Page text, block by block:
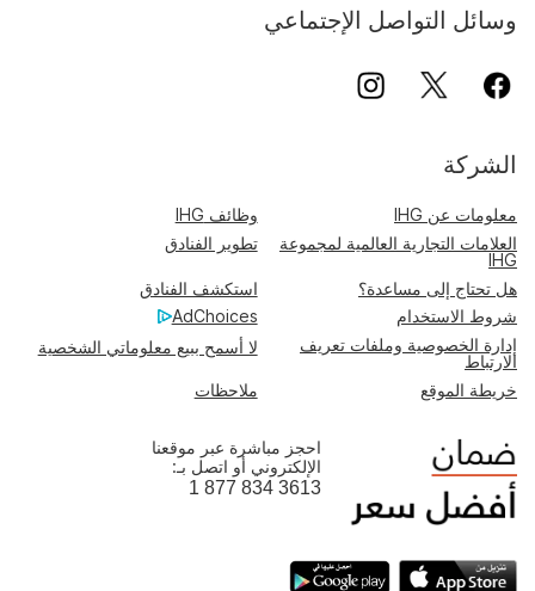
وسائل التواصل الإجتماعي
الشركة
معلومات عن IHG
وظائف IHG
العلامات التجارية العالمية لمجموعة
IHG
تطوير الفنادق
هل تحتاج إلى مساعدة؟
استكشف الفنادق
شروط الاستخدام
AdChoices
إدارة الخصوصية وملفات تعريف
الارتباط
لا أسمح ببيع معلوماتي الشخصية
خريطة الموقع ملاحظات
احجز مباشرة عبر موقعنا
الإلكتروني أو اتصل بـ:
1 877 834 3613